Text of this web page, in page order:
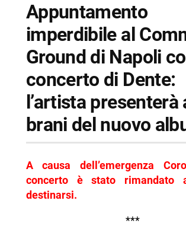
Appuntamento
imperdibile al
Ground di Napoli
concerto di Dente:
l’artista presenterà
brani del nuovo
A causa dell’emergenza
concerto è stato rimandato
destinarsi.
***